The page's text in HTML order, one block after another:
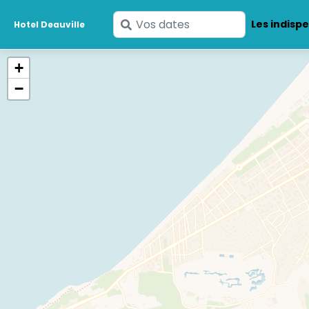
Hotel Deauville
Saisissez
vos
Les
+
−